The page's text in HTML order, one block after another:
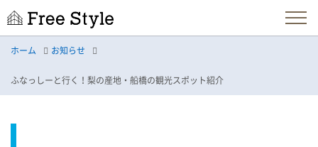
ホーム お知らせ
ふなっしーと行く！梨の産地・船橋の観光スポット紹介